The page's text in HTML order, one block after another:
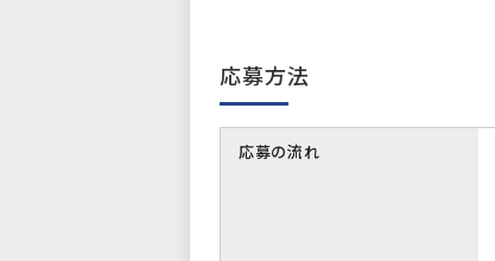
応募方法
応募の流れ